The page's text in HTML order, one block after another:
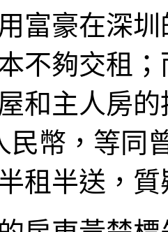
富豪在深
不夠交租
和主人房
民幣，等同
租半送，